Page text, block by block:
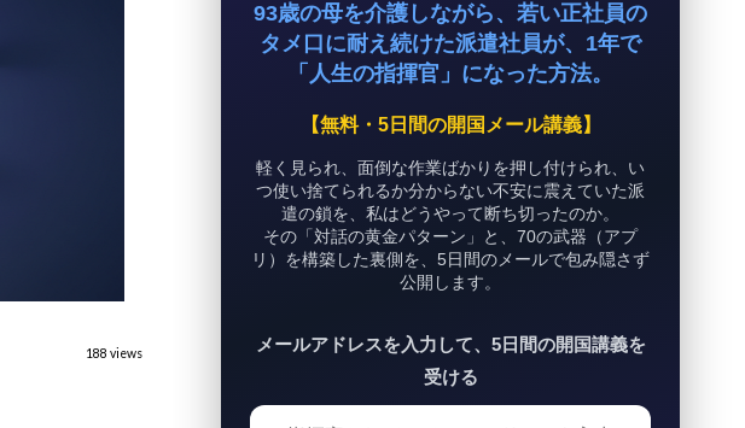
188 views
93歳の母を介護しながら、若い正社員の
タメ口に耐え続けた派遣社員が、1年で
「人生の指揮官」になった方法。
【無料・5日間の開国メール講義】
軽く見られ、面倒な作業ばかりを押し付けられ、い
つ使い捨てられるか分からない不安に震えていた派
遣の鎖を、私はどうやって断ち切ったのか。
その「対話の黄金パターン」と、70の武器（アプ
リ）を構築した裏側を、5日間のメールで包み隠さず
公開します。
メールアドレスを入力して、5日間の開国講義を
受ける